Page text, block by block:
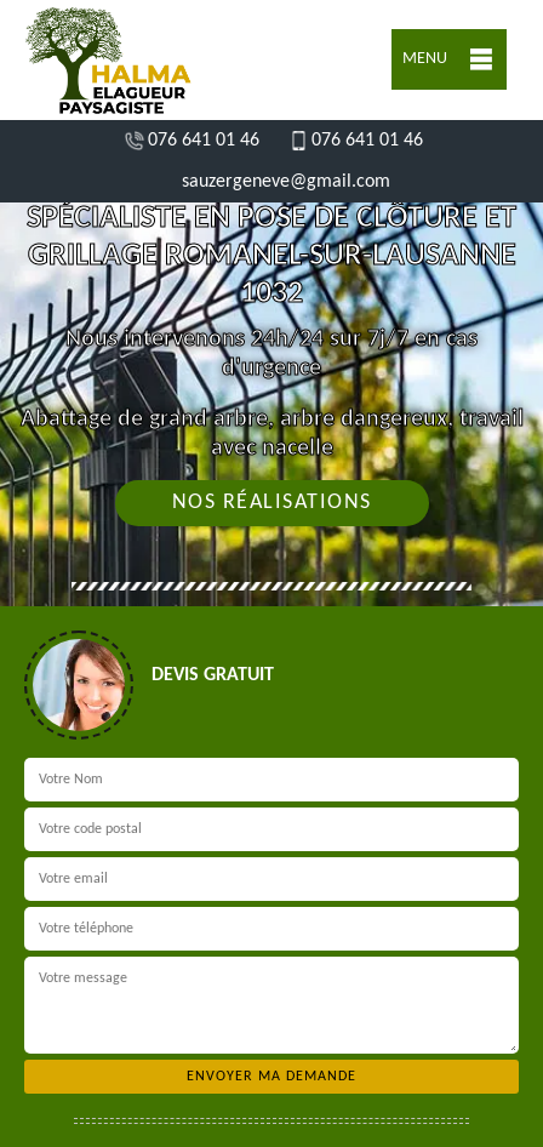
MENU
076 641 01 46 076 641 01 46
sauzergeneve@gmail.com
SPÉCIALISTE EN POSE DE CLÔTURE ET
GRILLAGE ROMANEL-SUR-LAUSANNE
1032
Nous intervenons 24h/24 sur 7j/7 en cas
d'urgence
Abattage de grand arbre, arbre dangereux, travail
avec nacelle
NOS RÉALISATIONS
DEVIS GRATUIT